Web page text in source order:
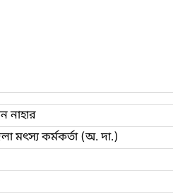
নাহার
মৎস্য কর্মকর্তা (অ. দা.)